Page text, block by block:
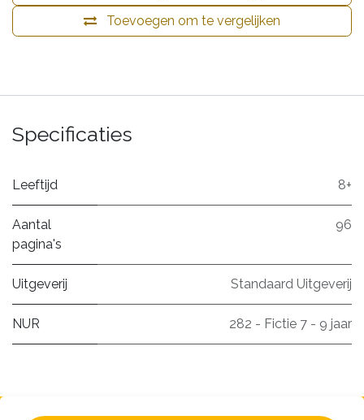
Toevoegen om te vergelijken
Specificaties
Leeftijd 8+
Aantal
pagina's
96
Uitgeverij Standaard Uitgeverij
NUR 282 - Fictie 7 - 9 jaar